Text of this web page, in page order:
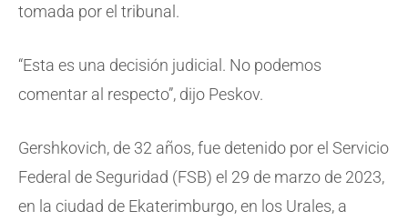
tomada por el tribunal.
“Esta es una decisión judicial. No podemos
comentar al respecto”, dijo Peskov.
Gershkovich, de 32 años, fue detenido por el Servicio
Federal de Seguridad (FSB) el 29 de marzo de 2023,
en la ciudad de Ekaterimburgo, en los Urales, a